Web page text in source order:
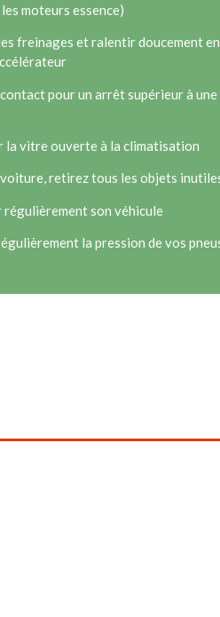
moteurs essence)
freinages et ralentir doucement en
pour un arrêt supérieur à une
la vitre ouverte à la climatisation
retirez tous les objets
son véhicule
la pression de vos